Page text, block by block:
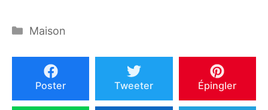
Catégories
Maison
Poster Tweeter Épingler